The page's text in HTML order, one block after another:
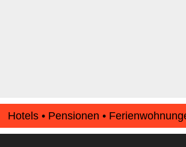
Hotels • Pensionen •
Apartments • www.Finde-